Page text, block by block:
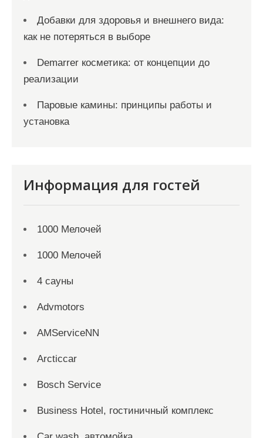
Добавки для здоровья и внешнего вида:
как не потеряться в выборе
Demarrer косметика: от концепции до
реализации
Паровые камины: принципы работы и
установка
Информация для гостей
1000 Мелочей
1000 Мелочей
4 сауны
Advmotors
AMServiceNN
Arcticcar
Bosch Service
Business Hotel, гостиничный комплекс